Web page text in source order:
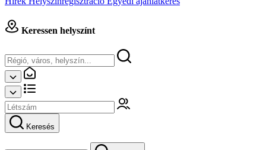
Keressen helyszínt
Keresés